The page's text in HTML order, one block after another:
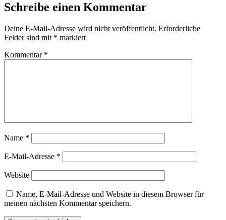
Schreibe einen Kommentar
Deine E-Mail-Adresse wird nicht veröffentlicht. Erforderliche
Felder sind mit * markiert
Kommentar *
Name *
E-Mail-Adresse *
Website
Name, E-Mail-Adresse und Website in diesem Browser für
meinen nächsten Kommentar speichern.